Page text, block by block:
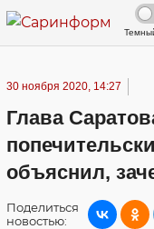
30 ноября 2020, 14:27
Глава
объяснил,
Поделиться
новостью: